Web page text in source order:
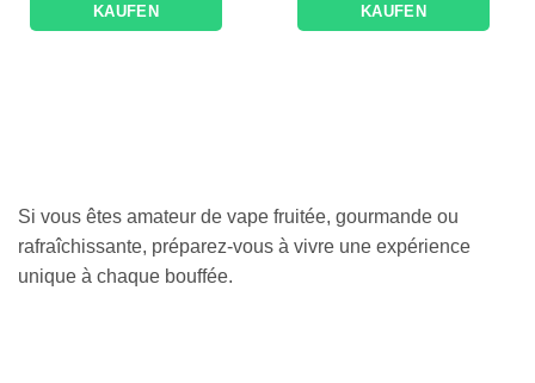
KAUFEN KAUFEN
Si vous êtes amateur de vape fruitée, gourmande ou
rafraîchissante, préparez-vous à vivre une expérience
unique à chaque bouffée.